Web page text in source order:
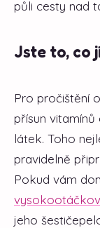
půli cesty nad
Jste to, co
Pro pročištění
přísun
látek. Toho
pravidelně
Pokud vám
jeho